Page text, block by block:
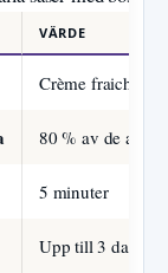
VÄRDE
Crème fraiche
80 % av de
5 minuter
Upp till 3 dagar i